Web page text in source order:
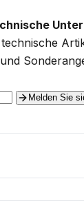
Melden Sie